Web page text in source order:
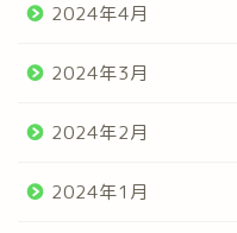
2024年4月
2024年3月
2024年2月
2024年1月